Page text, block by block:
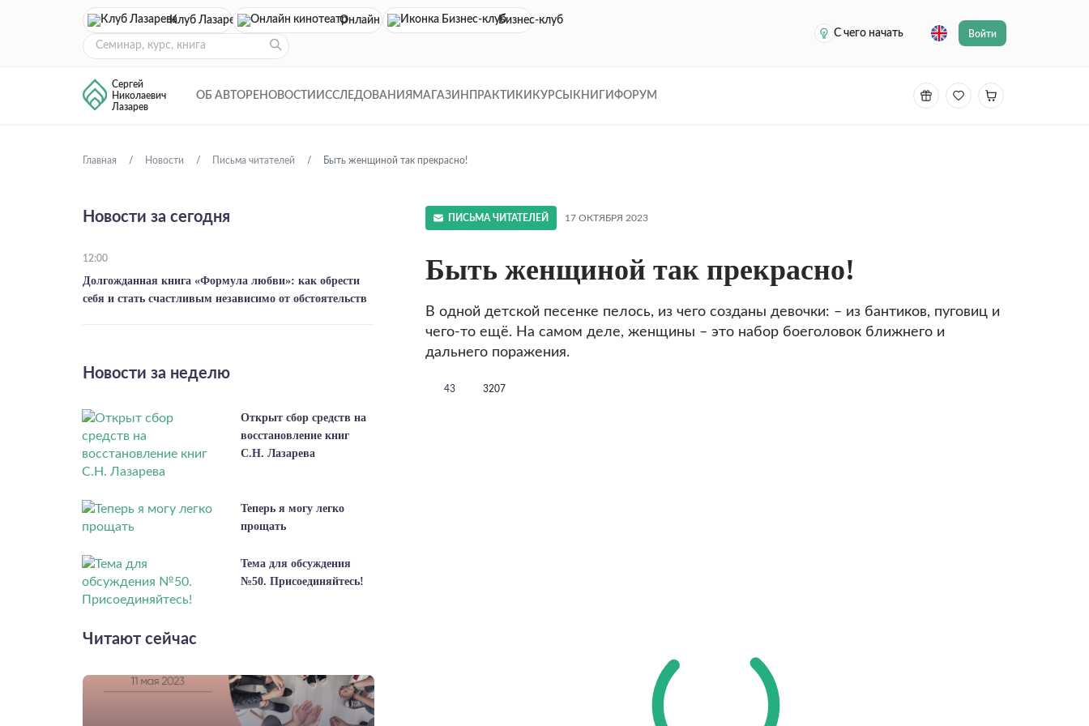
Клуб Лазарева Онлайн кинотеатр
Бизнес-клуб
С чего начать
Войти
Сергей
Николаевич
Лазарев
ОБ АВТОРЕ НОВОСТИ ИССЛЕДОВАНИЯ МАГАЗИН ПРАКТИКИ КУРСЫ КНИГИ ФОРУМ
Главная Новости Письма читателей Быть женщиной так прекрасно!
ПИСЬМА ЧИТАТЕЛЕЙ 17 ОКТЯБРЯ 2023
Быть женщиной так прекрасно!
В одной детской песенке пелось, из чего созданы девочки: – из бантиков, пуговиц и
чего-то ещё. На самом деле, женщины – это набор боеголовок ближнего и
дальнего поражения.
43 3207
Новости за сегодня
12:00
Долгожданная книга «Формула любви»: как обрести
себя и стать счастливым независимо от обстоятельств
Новости за неделю
Открыт сбор средств на
восстановление книг
С.Н. Лазарева
Теперь я могу легко
прощать
Тема для обсуждения
№50. Присоединяйтесь!
Читают сейчас